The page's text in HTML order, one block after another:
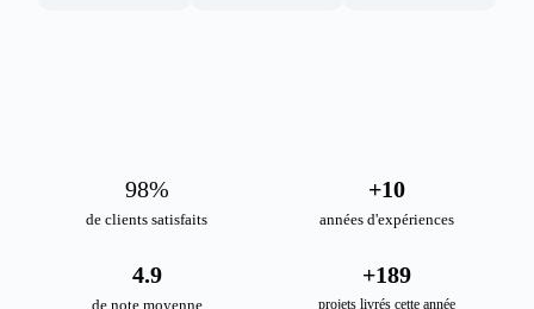
de clients satisfaits
98%
années d'expériences
+10
de note moyenne
4.9
projets livrés cette année
+189